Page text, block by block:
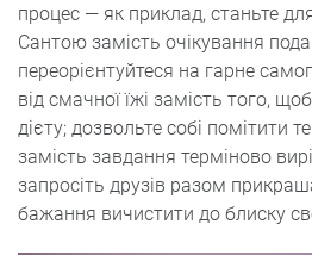
процес — як приклад, станьте
Сантою замість очікування
переорієнтуйтеся на гарне
від смачної їжі замість того,
дієту; дозвольте собі помітити
замість завдання терміново
запросіть друзів разом
бажання вичистити до блиску